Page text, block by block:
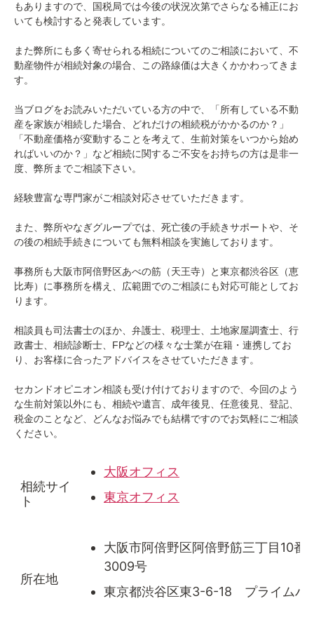
もありますので、国税局では今後の状況次第でさらなる補正にお
いても検討すると発表しています。
また弊所にも多く寄せられる相続についてのご相談において、不
動産物件が相続対象の場合、この路線価は大きくかかわってきま
す。
当ブログをお読みいただいている方の中で、「所有している不動
産を家族が相続した場合、どれだけの相続税がかかるのか？」
「不動産価格が変動することを考えて、生前対策をいつから始め
ればいいのか？」など相続に関するご不安をお持ちの方は是非一
度、弊所までご相談下さい。
経験豊富な専門家がご相談対応させていただきます。
また、弊所やなぎグループでは、死亡後の手続きサポートや、そ
の後の相続手続きについても無料相談を実施しております。
事務所も大阪市阿倍野区あべの筋（天王寺）と東京都渋谷区（恵
比寿）に事務所を構え、広範囲でのご相談にも対応可能としてお
ります。
相談員も司法書士のほか、弁護士、税理士、土地家屋調査士、行
政書士、相続診断士、FPなどの様々な士業が在籍・連携してお
り、お客様に合ったアドバイスをさせていただきます。
セカンドオピニオン相談も受け付けておりますので、今回のよう
な生前対策以外にも、相続や遺言、成年後見、任意後見、登記、
税金のことなど、どんなお悩みでも結構ですのでお気軽にご相談
ください。
相続サイ
ト
大阪オフィス
東京オフィス
所在地
大阪市阿倍野区阿倍野筋三丁目10
3009号
東京都渋谷区東3-6-18 プライム